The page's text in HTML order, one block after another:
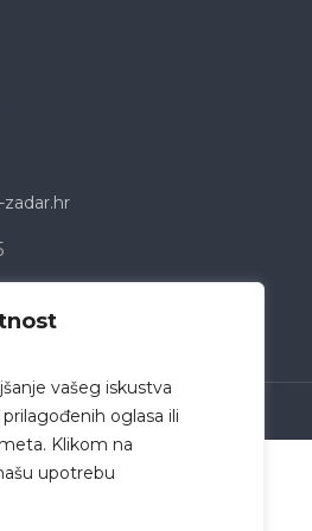
vašeg iskustva
oglasa ili
Klikom na
upotrebu